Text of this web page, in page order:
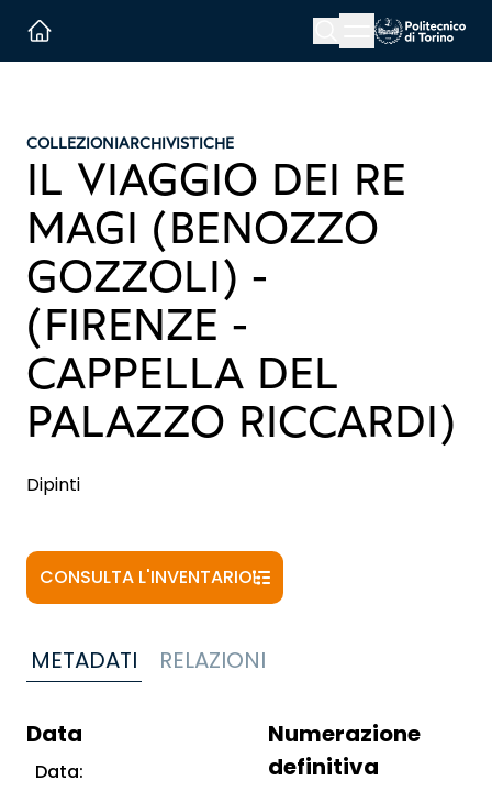
Menu button
COLLEZIONIARCHIVISTICHE
IL VIAGGIO DEI RE
MAGI (BENOZZO
GOZZOLI) -
(FIRENZE -
CAPPELLA DEL
PALAZZO RICCARDI)
Dipinti
CONSULTA L'INVENTARIO
METADATI RELAZIONI
Data
Data:
Numerazione
definitiva